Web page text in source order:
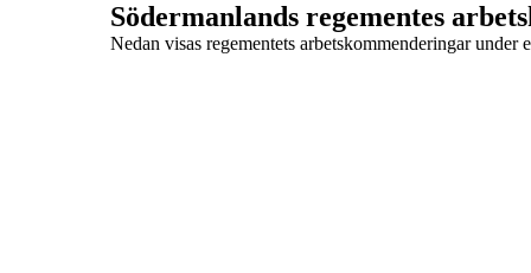
Södermanlands regementes
Nedan visas regementets arbetskommenderingar under